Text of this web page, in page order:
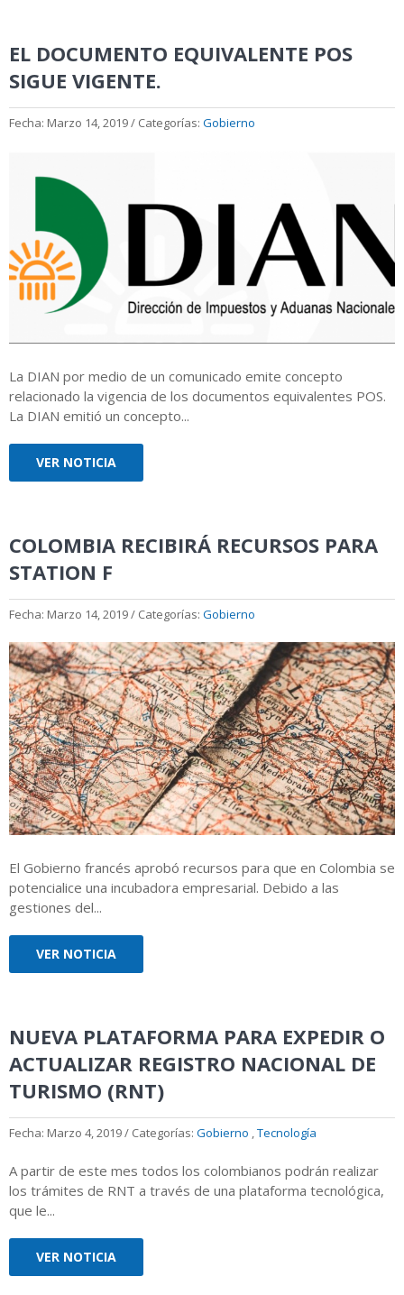
EL DOCUMENTO EQUIVALENTE POS
SIGUE VIGENTE.
Fecha: Marzo 14, 2019 / Categorías: Gobierno
La DIAN por medio de un comunicado emite concepto
relacionado la vigencia de los documentos equivalentes POS.
La DIAN emitió un concepto...
VER NOTICIA
COLOMBIA RECIBIRÁ RECURSOS PARA
STATION F
Fecha: Marzo 14, 2019 / Categorías: Gobierno
El Gobierno francés aprobó recursos para que en Colombia se
potencialice una incubadora empresarial. Debido a las
gestiones del...
VER NOTICIA
NUEVA PLATAFORMA PARA EXPEDIR O
ACTUALIZAR REGISTRO NACIONAL DE
TURISMO (RNT)
Fecha: Marzo 4, 2019 / Categorías: Gobierno ,Tecnología
A partir de este mes todos los colombianos podrán realizar
los trámites de RNT a través de una plataforma tecnológica,
que le...
VER NOTICIA